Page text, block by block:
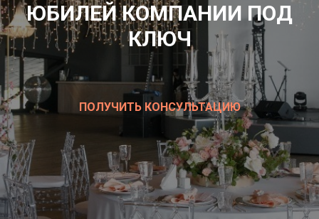
ЮБИЛЕЙ КОМПАНИИ ПОД
КЛЮЧ
ПОЛУЧИТЬ КОНСУЛЬТАЦИЮ